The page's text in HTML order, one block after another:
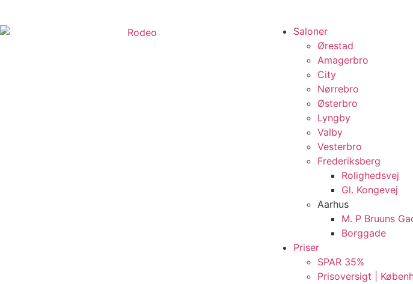
Saloner
Ørestad
Amagerbro
City
Nørrebro
Østerbro
Lyngby
Valby
Vesterbro
Frederiksberg
Rolighedsvej
Gl. Kongevej
Aarhus
M. P Bruuns
Borggade
Priser
SPAR 35%
Prisoversigt |